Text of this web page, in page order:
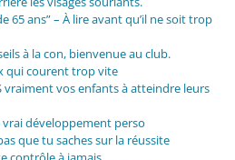
65 ans” – À lire avant qu’il ne soit trop
à la con, bienvenue au club.
qui courent trop vite
vraiment vos enfants à atteindre leurs
vrai développement perso
que tu saches sur la réussite